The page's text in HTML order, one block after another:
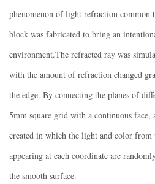
phenomenon of light refraction common
block was fabricated to bring an
environment.The refracted ray was
with the amount of refraction changed
the edge. By connecting the planes of
5mm square grid with a continuous face,
created in which the light and color from
appearing at each coordinate are
the smooth surface.